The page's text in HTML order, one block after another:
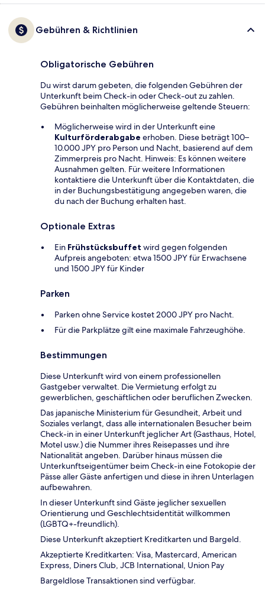
Gebühren & Richtlinien
Obligatorische Gebühren
Du wirst darum gebeten, die folgenden Gebühren der
Unterkunft beim Check-in oder Check-out zu zahlen.
Gebühren beinhalten möglicherweise geltende Steuern:
Möglicherweise wird in der Unterkunft eine
Kulturförderabgabe erhoben. Diese beträgt 100–
10.000 JPY pro Person und Nacht, basierend auf dem
Zimmerpreis pro Nacht. Hinweis: Es können weitere
Ausnahmen gelten. Für weitere Informationen
kontaktiere die Unterkunft über die Kontaktdaten, die
in der Buchungsbestätigung angegeben waren, die
du nach der Buchung erhalten hast.
Optionale Extras
Ein Frühstücksbuffet wird gegen folgenden
Aufpreis angeboten: etwa 1500 JPY für Erwachsene
und 1500 JPY für Kinder
Parken
Parken ohne Service kostet 2000 JPY pro Nacht.
Für die Parkplätze gilt eine maximale Fahrzeughöhe.
Bestimmungen
Diese Unterkunft wird von einem professionellen
Gastgeber verwaltet. Die Vermietung erfolgt zu
gewerblichen, geschäftlichen oder beruflichen Zwecken.
Das japanische Ministerium für Gesundheit, Arbeit und
Soziales verlangt, dass alle internationalen Besucher beim
Check-in in einer Unterkunft jeglicher Art (Gasthaus, Hotel,
Motel usw.) die Nummer ihres Reisepasses und ihre
Nationalität angeben. Darüber hinaus müssen die
Unterkunftseigentümer beim Check-in eine Fotokopie der
Pässe aller Gäste anfertigen und diese in ihren Unterlagen
aufbewahren.
In dieser Unterkunft sind Gäste jeglicher sexuellen
Orientierung und Geschlechtsidentität willkommen
(LGBTQ+-freundlich).
Diese Unterkunft akzeptiert Kreditkarten und Bargeld.
Akzeptierte Kreditkarten: Visa, Mastercard, American
Express, Diners Club, JCB International, Union Pay
Bargeldlose Transaktionen sind verfügbar.